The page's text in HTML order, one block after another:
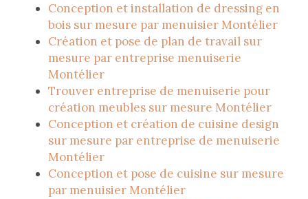
Conception et installation de dressing en
bois sur mesure par menuisier Montélier
Création et pose de plan de travail sur
mesure par entreprise menuiserie
Montélier
Trouver entreprise de menuiserie pour
création meubles sur mesure Montélier
Conception et création de cuisine design
sur mesure par entreprise de menuiserie
Montélier
Conception et pose de cuisine sur mesure
par menuisier Montélier